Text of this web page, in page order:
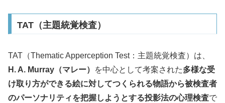
TAT（主題統覚検査）
TAT（Thematic Apperception Test：主題統覚検査）は、
H. A. Murray（マレー）
を中心として考案された多様な受
け取り方ができる絵に対してつくられる物語から被検査者
のパーソナリティを把握しようとする投影法の心理検査で